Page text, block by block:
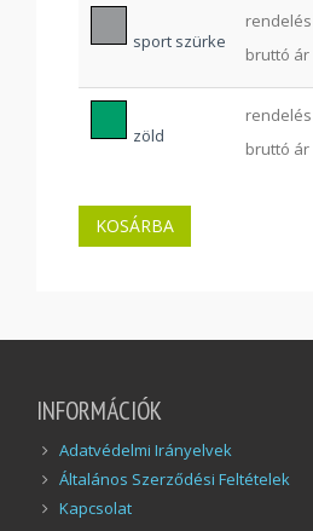
sport szürke
bruttó ár
zöld
bruttó ár
INFORMÁCIÓK
Adatvédelmi Irányelvek
Általános Szerződési Feltételek
Kapcsolat